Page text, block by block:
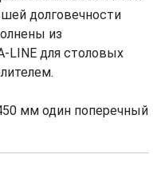
долговечности
из
LINE для столовых
мм один поперечный